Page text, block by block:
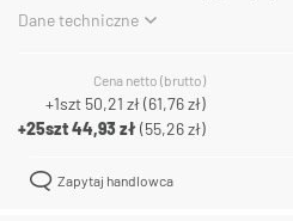
Dane techniczne
Cena netto (brutto)
+1szt 50,21 zł(61,76 zł)
+25szt44,93 zł(55,26 zł)
Zapytaj handlowca